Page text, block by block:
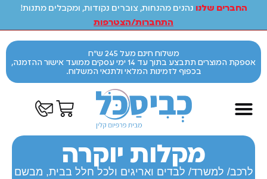
החברים שלנו נהנים מהנחות, צוברים נקודות, ומקבלים מתנות!
התחברות/הצטרפות
משלוח חינם מעל 245 ש"ח
אספקת המוצרים תתבצע בתוך עד 14 ימי עסקים ממועד אישור ההזמנה,
בכפוף לזמינות המלאי ולתנאי המשלוח.
מקלות יוקרה
לרכב/ למשרד/ לבדים ואריגים ולכל חלל בבית, מבשם